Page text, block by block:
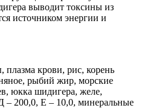
выводит токсины из
источником энергии и
крови, рис, корень
рыбий жир, морские
юкка шидигера, желе,
200,0, Е – 10,0, минеральные